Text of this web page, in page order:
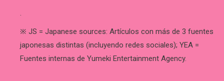
.
※ JS = Japanese sources: Artículos con más de 3 fuentes
japonesas distintas (incluyendo redes sociales); YEA =
Fuentes internas de Yumeki Entertainment Agency.